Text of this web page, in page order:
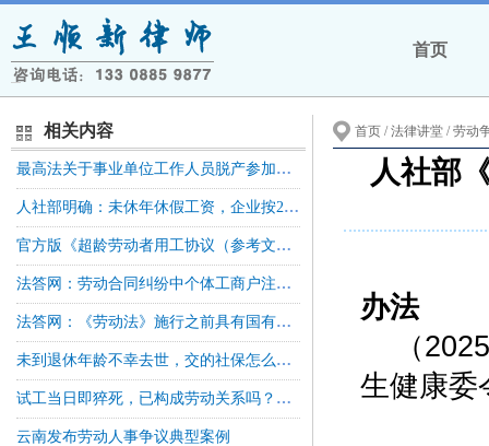
首页
相关内容
最高法关于事业单位工作人员脱产参加全日制学历教育后违反服务期约定有关问题的批复
人社部明确：未休年休假工资，企业按21.75天折算，事业单位按261天折算
官方版《超龄劳动者用工协议（参考文本）》发布！
法答网：劳动合同纠纷中个体工商户注销，起诉经营者是否需要劳动仲裁前置
法答网：《劳动法》施行之前具有国有企业性质的单位，如邮电局等招用的劳动者请求人民法院确认劳动关系是否属于民事案件审理的范围
未到退休年龄不幸去世，交的社保怎么办？人社部答复！
试工当日即猝死，已构成劳动关系吗？高院再审！
云南发布劳动人事争议典型案例
首页 / 法律讲堂 /劳动
人社部
办法
（
生健康委